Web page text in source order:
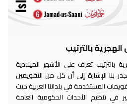
بالترتيب
بالترتيب تعرف على الأشهر الميلادية
بنا الإشارة إلى أن كل من التقويمين
المستخدمة في بلداننا العربية حيث
في تنظيم الأحداث الحكومية العامة